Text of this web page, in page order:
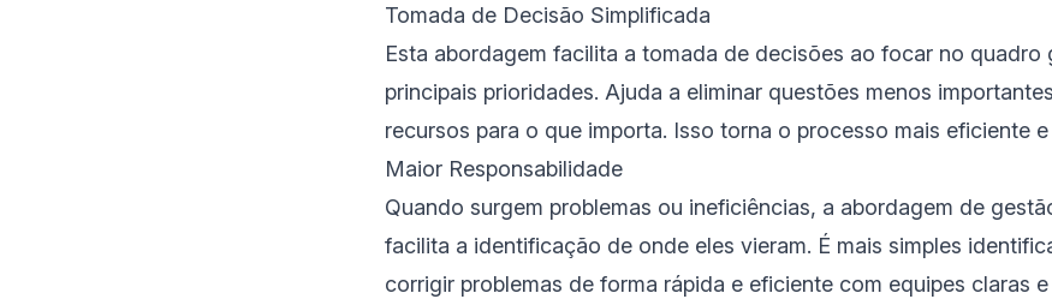
Tomada de Decisão Simplificada
Esta abordagem facilita a tomada de decisões ao focar no quadro
principais prioridades. Ajuda a eliminar questões menos
recursos para o que importa. Isso torna o processo mais eficiente
Maior Responsabilidade
Quando surgem problemas ou ineficiências, a abordagem de
facilita a identificação de onde eles vieram. É mais simples
corrigir problemas de forma rápida e eficiente com equipes claras e